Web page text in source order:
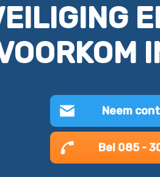
Neem
Bel 085 -